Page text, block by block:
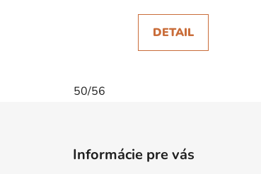
DETAIL
50/56
Informácie pre vás